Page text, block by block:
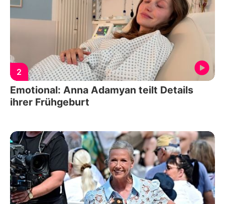
2
Emotional: Anna Adamyan teilt Details
ihrer Frühgeburt